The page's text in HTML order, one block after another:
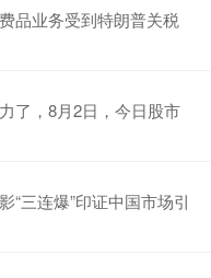
品业务受到特朗普关税
了，8月2日，今日股市
“三连爆”印证中国市场引